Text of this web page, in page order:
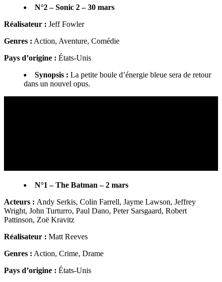
N°2 – Sonic 2 – 30 mars
Réalisateur : Jeff Fowler
Genres : Action, Aventure, Comédie
Pays d’origine : États-Unis
Synopsis : La petite boule d’énergie bleue sera de retour
dans un nouvel opus.
N°1 – The Batman – 2 mars
Acteurs : Andy Serkis, Colin Farrell, Jayme Lawson, Jeffrey
Wright, John Turturro, Paul Dano, Peter Sarsgaard, Robert
Pattinson, Zoë Kravitz
Réalisateur : Matt Reeves
Genres : Action, Crime, Drame
Pays d’origine : États-Unis